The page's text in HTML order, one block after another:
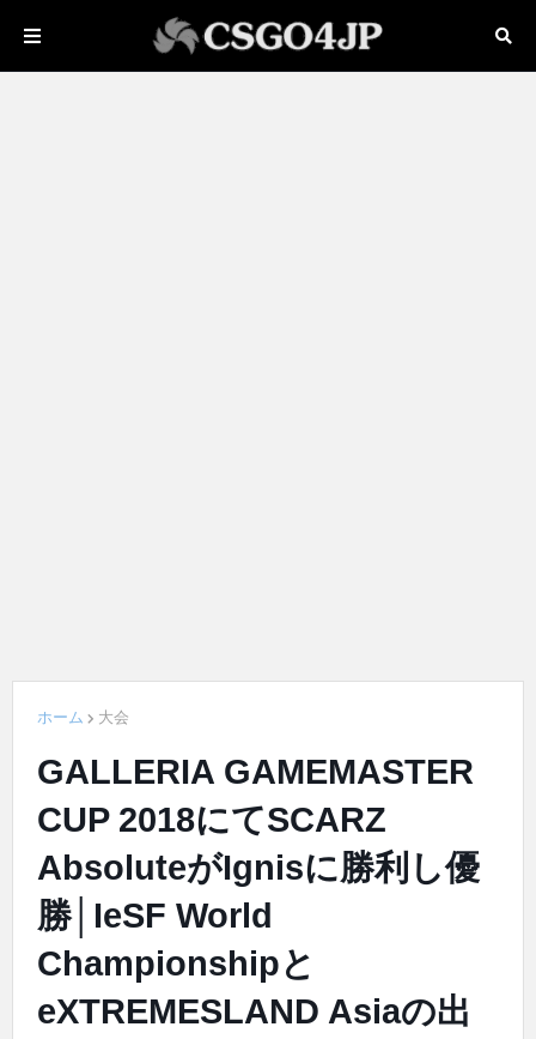
ホーム 大会
GALLERIA GAMEMASTER
CUP 2018にてSCARZ
AbsoluteがIgnisに勝利し優
勝│IeSF World
Championshipと
eXTREMESLAND Asiaの出